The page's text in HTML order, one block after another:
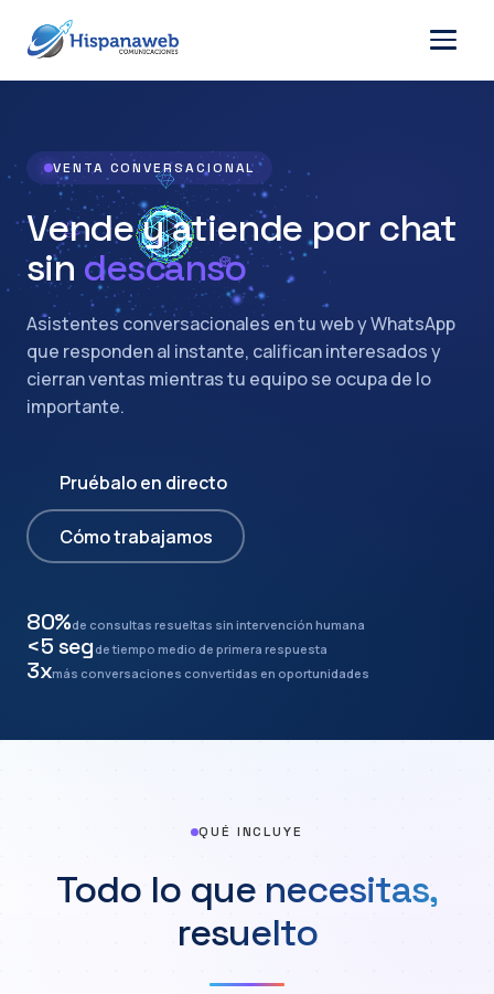
VENTA CONVERSACIONAL
Vende y atiende por chat
sin descanso
Asistentes conversacionales en tu web y WhatsApp
que responden al instante, califican interesados y
cierran ventas mientras tu equipo se ocupa de lo
importante.
Pruébalo en directo
Cómo trabajamos
80%de consultas resueltas sin intervención humana
<5 seg de tiempo medio de primera respuesta
3xmás conversaciones convertidas en oportunidades
QUÉ INCLUYE
Todo lo que necesitas,
resuelto